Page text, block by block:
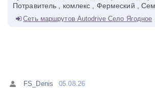
Потравитель , комлекс , Фермеский ,
Сеть маршрутов Autodrive Село Ягодное
FS_Denis 05.08.26